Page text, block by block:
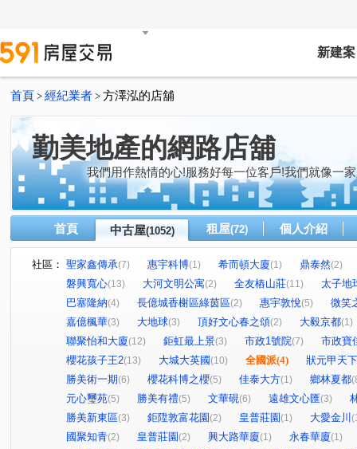
新建案
首頁 > 經紀業者 > 方澤泓的店舖
勤美地產的網路店舖
我們用作熱情的心!服務好每一位客戶!我們就像一
首頁 中古屋(1052) 租屋(72) 個人介紹
社區： 聖家鑫傳承(7) 惠宇科博(1) 希而頓大廈(1) 鼎泰然(2)
磐興寬心(13) 大河文明公寓(2) 全友樁山莊(11)
太子地
巴塞隆納(4) 長億城香榭區綠茵區(2) 惠宇敦悅(5)
微笑
嘉億楓華(3) 大地球(3) 頂好文心春之頌(2) 大毅京都(1)
聯聚怡和大廈(12) 鉅虹最上景(3) 市政1號院(7)
市政寶
櫻花孩子王2(13) 大城大英國 (10) 全國派(4)
狀元甲天下
勝美術一期(6) 櫻花科博之櫻(5) 佳泰大方(1) 鄉林夏都
元心璽苑(5) 勝美有禮(5) 文華硯(6) 遠雄文心匯(3)
勝美新東區(3) 鉅陞敦富花園 (2) 皇普莊園 (1) 大愛金川
國聚知青(2) 皇普莊園 (2) 興大路華廈(1) 永春華廈(1)